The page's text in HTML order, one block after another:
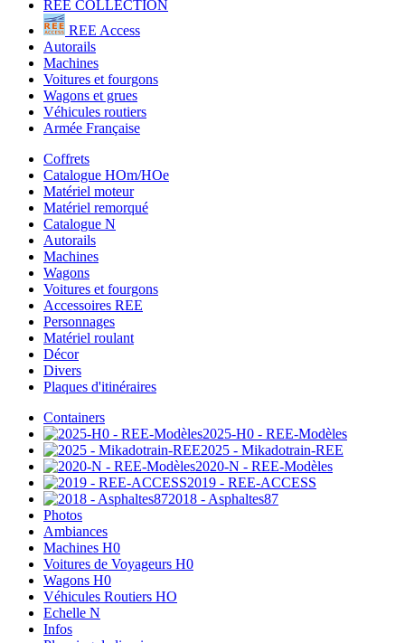
REE COLLECTION
REE Access
Autorails
Machines
Voitures et fourgons
Wagons et grues
Véhicules routiers
Armée Française
Coffrets
Catalogue HOm/HOe
Matériel moteur
Matériel remorqué
Catalogue N
Autorails
Machines
Wagons
Voitures et fourgons
Accessoires REE
Personnages
Matériel roulant
Décor
Divers
Plaques d'itinéraires
Containers
2025-H0 - REE-Modèles
2025 - Mikadotrain-REE
2020-N - REE-Modèles
2019 - REE-ACCESS
2018 - Asphaltes87
Photos
Ambiances
Machines H0
Voitures de Voyageurs H0
Wagons H0
Véhicules Routiers HO
Echelle N
Infos